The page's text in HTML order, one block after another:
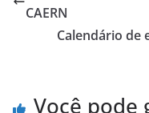
CAERN
Calendário de
Você pode